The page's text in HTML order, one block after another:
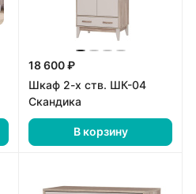
18 600 ₽
Шкаф 2-х ств. ШК-04
Скандика
В корзину